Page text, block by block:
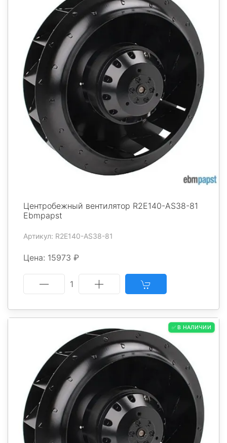
Центробежный вентилятор R2E140-AS38-81
Ebmpapst
Артикул: R2E140-AS38-81
Цена: 15973 ₽
1
✅ В НАЛИЧИИ